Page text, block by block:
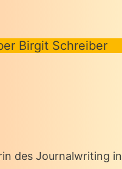
Birgit Schreiber
des Journalwriting in